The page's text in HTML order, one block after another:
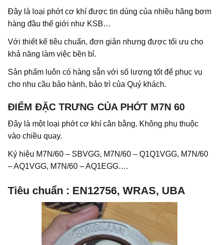
Đây là loại phớt cơ khí được tin dùng của nhiều hãng bơm
hàng đầu thế giới như KSB…
Với thiết kế tiêu chuẩn, đơn giản nhưng được tối ưu cho
khả năng làm việc bền bỉ.
Sản phẩm luôn có hàng sẵn với số lượng tốt để phục vụ
cho nhu cầu bảo hành, bảo trì của Quý khách.
ĐIỂM ĐẶC TRƯNG CỦA PHỚT M7N 60
Đây là một loại phớt cơ khí cân bằng. Không phụ thuộc
vào chiều quay.
Ký hiệu M7N/60 – SBVGG, M7N/60 – Q1Q1VGG, M7N/60
– AQ1VGG, M7N/60 – AQ1EGG….
Tiêu chuẩn : EN12756, WRAS, UBA